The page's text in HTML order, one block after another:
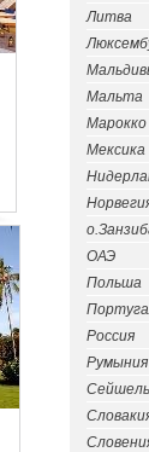
Литва
Мальта
Марокко
Мексика
ОАЭ
Польша
Россия
Румыния